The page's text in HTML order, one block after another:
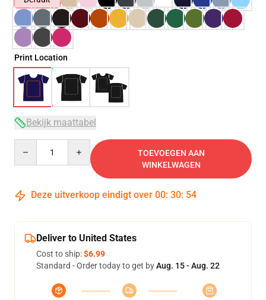
Print Location
Bekijk maattabel
TOEVOEGEN AAN
WINKELWAGEN
Deze uitverkoop eindigt over 00: 30: 53
Deliver to United States
Cost to ship:$6.99
Standard - Order today to get byAug. 15 - Aug. 22